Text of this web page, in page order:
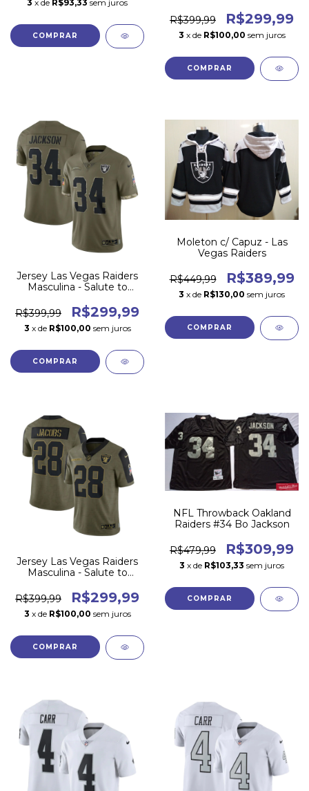
3 x de R$93,33 sem juros
COMPRAR
R$399,99
R$299,99
3 x de R$100,00 sem juros
COMPRAR
Jersey Las Vegas Raiders
Masculina - Salute to
R$399,99
R$299,99
3 x de R$100,00 sem juros
COMPRAR
Moleton c/ Capuz - Las
Vegas Raiders
R$449,99 R$389,99
3 x de R$130,00 sem juros
COMPRAR
Jersey Las Vegas Raiders
Masculina - Salute to
R$399,99
R$299,99
3 x de R$100,00 sem juros
COMPRAR
NFL Throwback Oakland
Raiders #34 Bo Jackson
R$479,99 R$309,99
3 x de R$103,33 sem juros
COMPRAR